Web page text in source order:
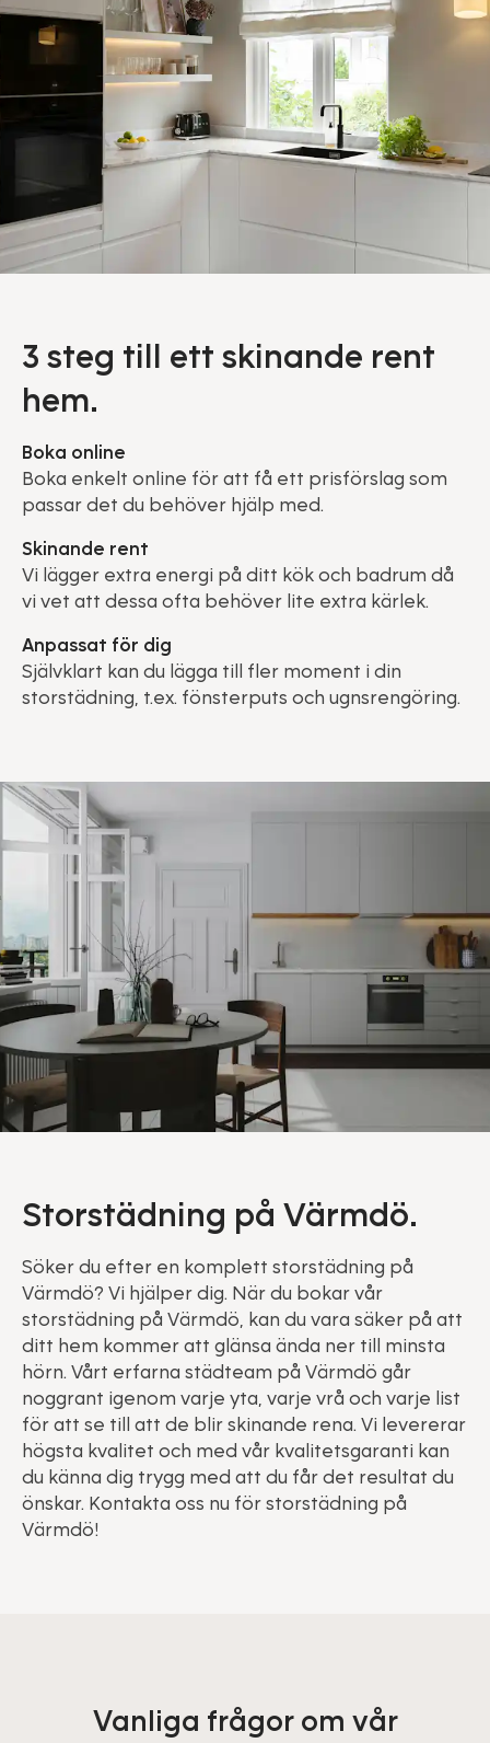
3 steg till ett skinande rent
hem.
Boka online
Boka enkelt online för att få ett prisförslag som
passar det du behöver hjälp med.
Skinande rent
Vi lägger extra energi på ditt kök och badrum då
vi vet att dessa ofta behöver lite extra kärlek.
Anpassat för dig
Självklart kan du lägga till fler moment i din
storstädning, t.ex. fönsterputs och ugnsrengöring.
Storstädning på Värmdö.
Söker du efter en komplett storstädning på
Värmdö? Vi hjälper dig. När du bokar vår
storstädning på Värmdö, kan du vara säker på att
ditt hem kommer att glänsa ända ner till minsta
hörn. Vårt erfarna städteam på Värmdö går
noggrant igenom varje yta, varje vrå och varje list
för att se till att de blir skinande rena. Vi levererar
högsta kvalitet och med vår kvalitetsgaranti kan
du känna dig trygg med att du får det resultat du
önskar. Kontakta oss nu för storstädning på
Värmdö!
Vanliga frågor om vår